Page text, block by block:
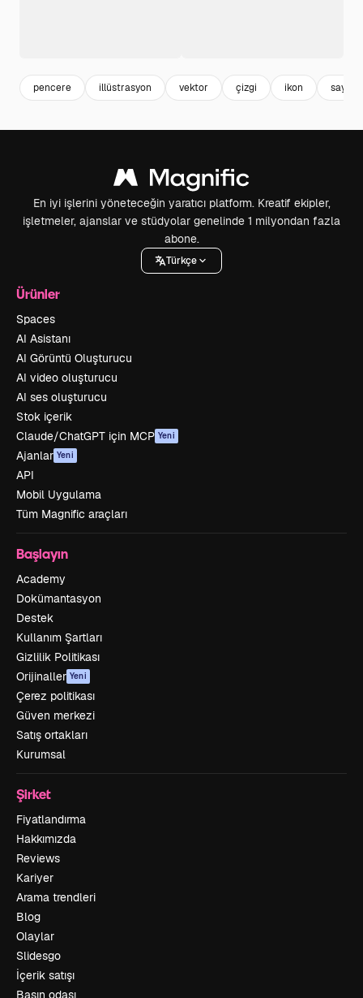
pencere illüstrasyon vektor çizgi ikon sayfa
En iyi işlerini yöneteceğin yaratıcı platform. Kreatif ekipler,
işletmeler, ajanslar ve stüdyolar genelinde 1 milyondan fazla
abone.
Türkçe
Ürünler
Spaces
AI Asistanı
AI Görüntü Oluşturucu
AI video oluşturucu
AI ses oluşturucu
Stok içerik
Claude/ChatGPT için MCP Yeni
Ajanlar Yeni
API
Mobil Uygulama
Tüm Magnific araçları
Başlayın
Academy
Dokümantasyon
Destek
Kullanım Şartları
Gizlilik Politikası
Orijinaller Yeni
Çerez politikası
Güven merkezi
Satış ortakları
Kurumsal
Şirket
Fiyatlandırma
Hakkımızda
Reviews
Kariyer
Arama trendleri
Blog
Olaylar
Slidesgo
İçerik satışı
Basın odası